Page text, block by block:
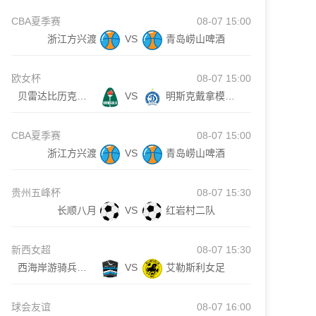
CBA夏季赛
08-07 15:00
浙江方兴渡
VS 青岛崂山啤酒
欧女杯
08-07 15:00
VS
CBA夏季赛
08-07 15:00
浙江方兴渡
VS 青岛崂山啤酒
贵州五峰杯
08-07 15:30
长顺八月
VS 红岩村二队
新西女超
08-07 15:30
VS 艾勒斯利女足
球会友谊 08-07 16:00